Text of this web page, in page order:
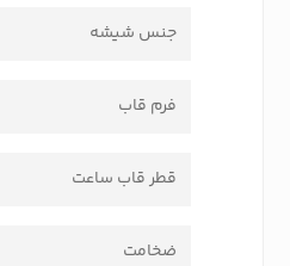
جنس شیشه
فرم قاب
قطر قاب ساعت
ضخامت